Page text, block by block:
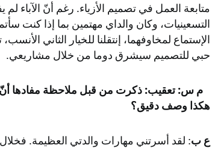
متابعة العمل في تصميم الأزياء. رغم أنّ الآباء
التسعينيات، وكان والداي مهتمين بما إذا كنت
الإستماع لمخاوفهما، إنتقلنا للخيار الثاني
حبي للتصميم سيشرق دوما من خلال مشاريعي.
م س: تعقيب: ذكرت من قبل ملاحظة مفادها
هكذا وصف دقيق؟
ع ب: لقد أسرتني مهارات والدتي العظيمة.